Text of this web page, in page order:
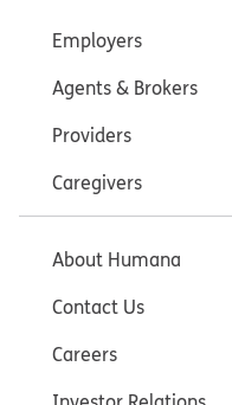
Employers
Agents & Brokers
Providers
Caregivers
About Humana
Contact Us
Careers